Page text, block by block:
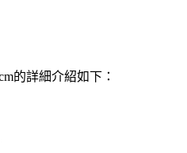
的詳細介紹如下：